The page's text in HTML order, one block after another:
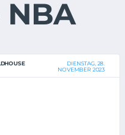
NBA
DIENSTAG, 28.
NOVEMBER 2023